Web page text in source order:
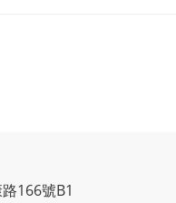
166號B1